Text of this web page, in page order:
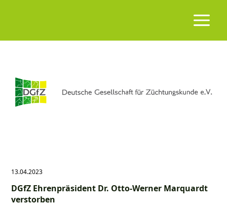
13.04.2023
DGfZ Ehrenpräsident Dr. Otto-Werner Marquardt
verstorben